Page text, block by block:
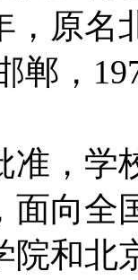
，原名
郸，
准，
面向全
院和北